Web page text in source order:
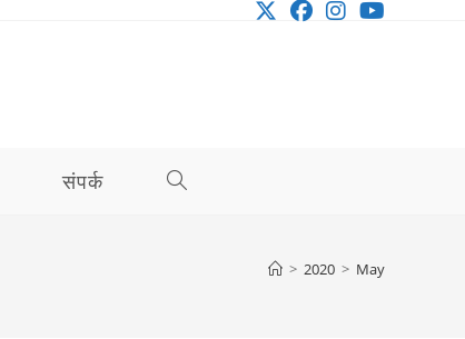
संपर्क TOGGLE
> 2020 > May